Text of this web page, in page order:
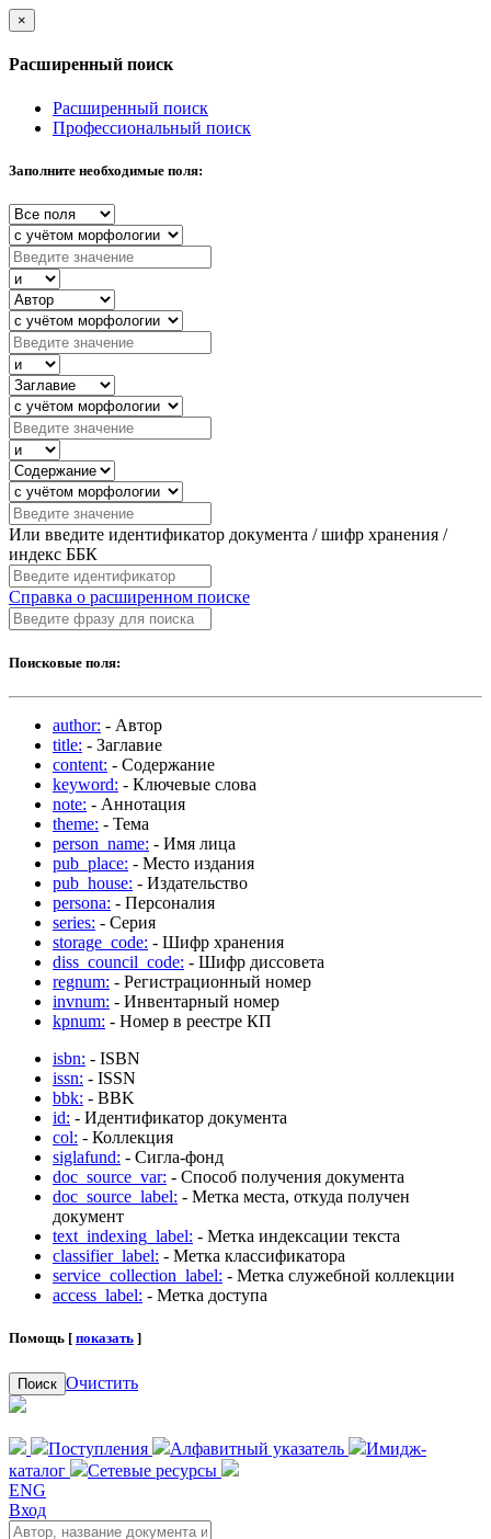
×
Расширенный поиск
Расширенный поиск
Профессиональный поиск
Заполните необходимые поля:
Или введите идентификатор документа / шифр хранения /
индекс ББК
Справка о расширенном поиске
Поисковые поля:
author: - Автор
title: - Заглавие
content: - Содержание
keyword: - Ключевые слова
note: - Аннотация
theme: - Тема
person_name: - Имя лица
pub_place: - Место издания
pub_house: - Издательство
persona: - Персоналия
series: - Серия
storage_code: - Шифр хранения
diss_council_code: - Шифр диссовета
regnum: - Регистрационный номер
invnum: - Инвентарный номер
kpnum: - Номер в реестре КП
isbn: - ISBN
issn: - ISSN
bbk: - BBK
id: - Идентификатор документа
col: - Коллекция
siglafund: - Сигла-фонд
doc_source_var: - Способ получения документа
doc_source_label: - Метка места, откуда получен
документ
text_indexing_label: - Метка индексации текста
classifier_label: - Метка классификатора
service_collection_label: - Метка служебной коллекции
access_label: - Метка доступа
Помощь [ показать ]
Поиск Очистить
Поступления Алфавитный указатель
Имидж-
каталог
Сетевые ресурсы
ENG
Вход